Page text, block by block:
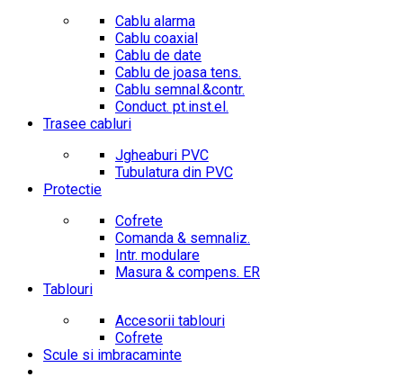
Cablu alarma
Cablu coaxial
Cablu de date
Cablu de joasa tens.
Cablu semnal.&contr.
Conduct. pt.inst.el.
Trasee cabluri
Jgheaburi PVC
Tubulatura din PVC
Protectie
Cofrete
Comanda & semnaliz.
Intr. modulare
Masura & compens. ER
Tablouri
Accesorii tablouri
Cofrete
Scule si imbracaminte